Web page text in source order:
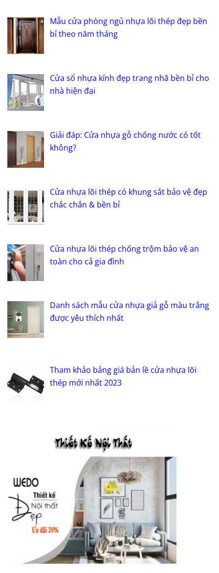
Mẫu cửa phòng ngủ nhựa lõi thép đẹp bền
bỉ theo năm tháng
Cửa sổ nhựa kính đẹp trang nhã bền bỉ cho
nhà hiện đại
Giải đáp: Cửa nhựa gỗ chống nước có tốt
không?
Cửa nhựa lõi thép có khung sắt bảo vệ đẹp
chắc chắn & bền bỉ
Cửa nhựa lõi thép chống trộm bảo vệ an
toàn cho cả gia đình
Danh sách mẫu cửa nhựa giả gỗ màu trắng
được yêu thích nhất
Tham khảo bảng giá bản lề cửa nhựa lõi
thép mới nhất 2023